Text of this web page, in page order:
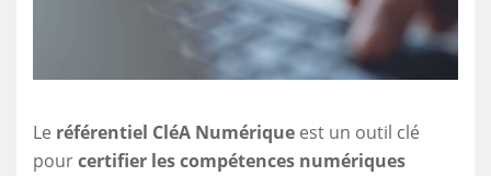
Le référentiel CléA Numérique est un outil clé
pourcertifier les compétences numériques